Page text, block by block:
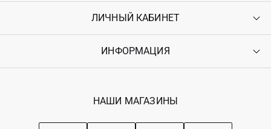
Контакты
Возврат
Гарантия
ЛИЧНЫЙ КАБИНЕТ
Войти
Ostriv Club+
ИНФОРМАЦИЯ
Наши магазини
Рекомендации по уходу
НАШИ МАГАЗИНЫ